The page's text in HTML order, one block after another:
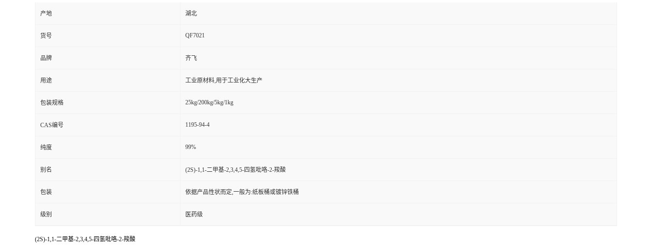
产地 湖北
货号 QF7021
品牌 齐飞
用途 工业原材料,用于工业化大生产
包装规格 25kg/200kg/5kg/1kg
CAS编号 1195-94-4
纯度 99%
别名 (2S)-1,1-二甲基-2,3,4,5-四氢吡咯-2-羧酸
包装 依据产品性状而定,一般为:纸板桶或镀锌铁桶
级别 医药级
(2S)-1,1-二甲基-2,3,4,5-四氢吡咯-2-羧酸